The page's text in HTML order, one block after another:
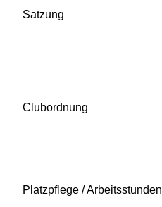
Satzung
Clubordnung
Platzpflege / Arbeitsstunden